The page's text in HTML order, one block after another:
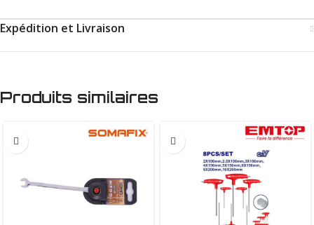
Expédition et Livraison
Produits similaires